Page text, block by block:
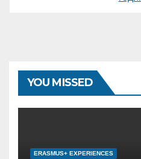
YOU MISSED
ERASMUS+ EXPERIENCES